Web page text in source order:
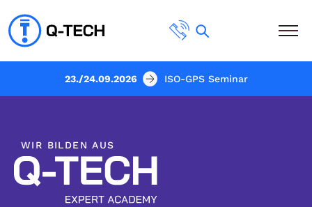
23./24.09.2026 ISO-GPS Seminar
WIR BILDEN AUS